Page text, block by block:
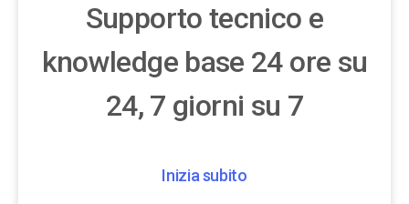
Supporto tecnico e
knowledge base 24 ore su
24, 7 giorni su 7
Inizia subito